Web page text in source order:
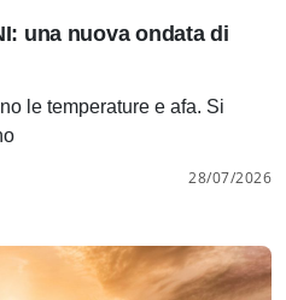
una nuova ondata di
le temperature e afa. Si
28/07/2026